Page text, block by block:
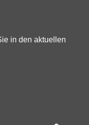
in den aktuellen